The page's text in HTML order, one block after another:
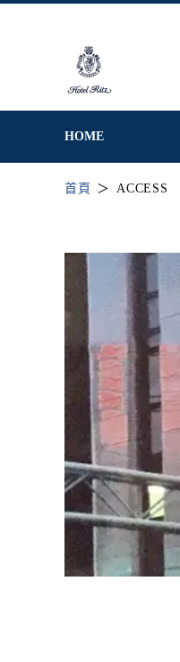
HOME
首頁 ACCESS